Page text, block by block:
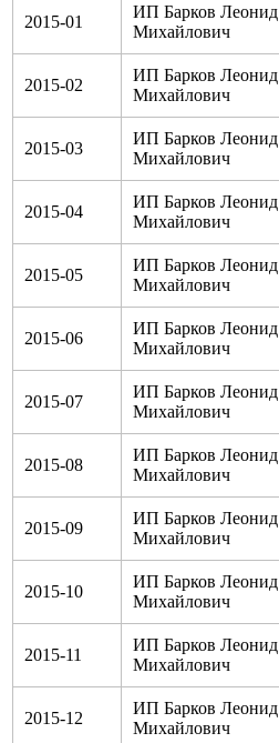
2015-01
ИП Барков Леонид
Михайлович
2015-02
ИП Барков Леонид
Михайлович
2015-03
ИП Барков Леонид
Михайлович
2015-04
ИП Барков Леонид
Михайлович
2015-05
ИП Барков Леонид
Михайлович
2015-06
ИП Барков Леонид
Михайлович
2015-07
ИП Барков Леонид
Михайлович
2015-08
ИП Барков Леонид
Михайлович
2015-09
ИП Барков Леонид
Михайлович
2015-10
ИП Барков Леонид
Михайлович
2015-11
ИП Барков Леонид
Михайлович
2015-12
ИП Барков Леонид
Михайлович